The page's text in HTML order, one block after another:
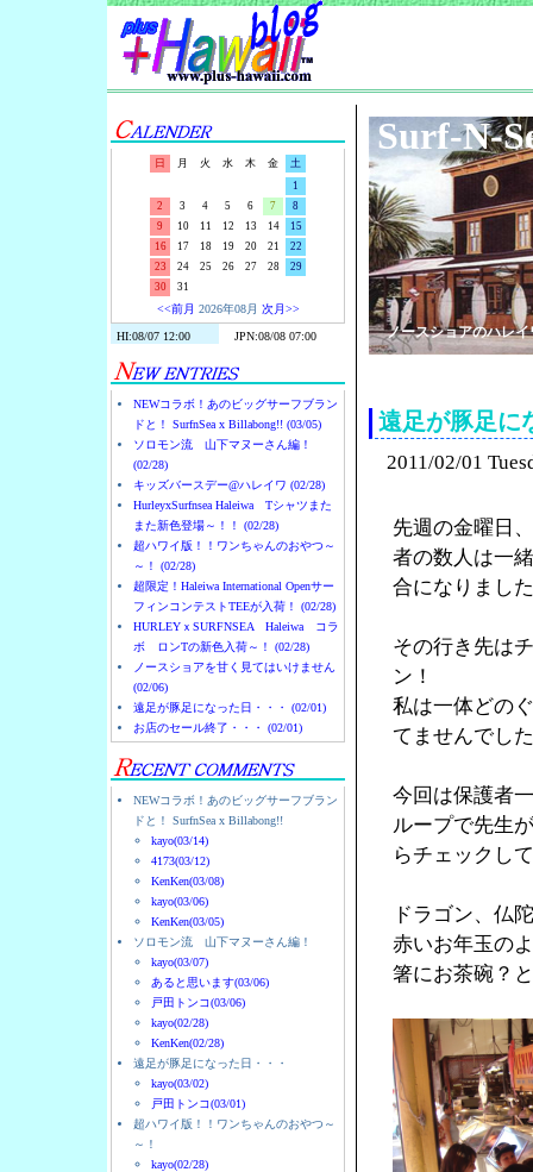
日 月 火 水 木 金
土
1
2
3 4 5 6 7
8
9
10 11 12 13 14
15
16
17 18 19 20 21
22
23
24 25 26 27 28
29
30
31
<<前月 2026年08月 次月>>
NEWコラボ！あのビッグサーフブラン
ドと！ SurfnSea x Billabong!! (03/05)
ソロモン流 山下マヌーさん編！
(02/28)
キッズバースデー@ハレイワ (02/28)
HurleyxSurfnsea Haleiwa Tシャツまた
また新色登場～！！ (02/28)
超ハワイ版！！ワンちゃんのおやつ～
～！ (02/28)
超限定！Haleiwa International Openサー
フィンコンテストTEEが入荷！ (02/28)
HURLEYｘSURFNSEA Haleiwa コラ
ボ ロンTの新色入荷～！ (02/28)
ノースショアを甘く見てはいけません
(02/06)
遠足が豚足になった日・・・ (02/01)
お店のセール終了・・・ (02/01)
NEWコラボ！あのビッグサーフブラン
ドと！ SurfnSea x Billabong!!
kayo(03/14)
4173(03/12)
KenKen(03/08)
kayo(03/06)
KenKen(03/05)
ソロモン流 山下マヌーさん編！
kayo(03/07)
あると思います(03/06)
戸田トンコ(03/06)
kayo(02/28)
KenKen(02/28)
遠足が豚足になった日・・・
kayo(03/02)
戸田トンコ(03/01)
超ハワイ版！！ワンちゃんのおやつ～
～！
kayo(02/28)
Surf-N-
ノースショアのハレ
遠足が豚足に
2011/02/01
先週の金曜日
者の数人は一
合になりまし
その行き先は
ン！
私は一体どの
てませんでし
今回は保護者
ループで先生
らチェックし
ドラゴン、仏
赤いお年玉の
箸にお茶碗？